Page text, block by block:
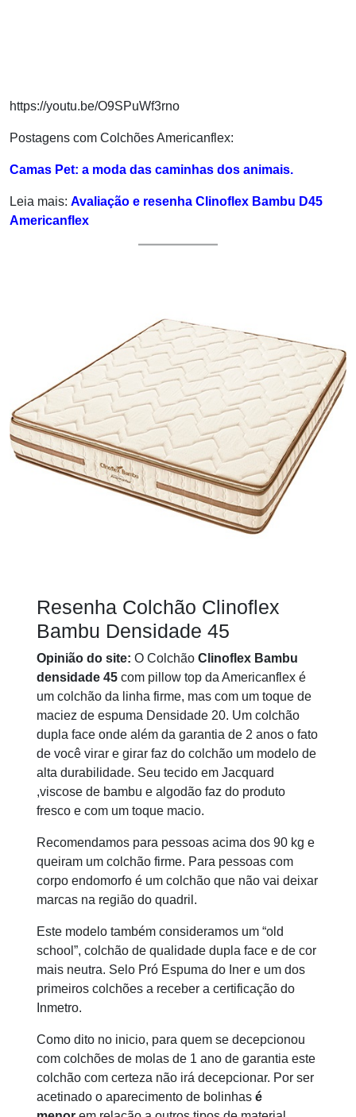
https://youtu.be/O9SPuWf3rno
Postagens com Colchões Americanflex:
Camas Pet: a moda das caminhas dos animais.
Leia mais: Avaliação e resenha Clinoflex Bambu D45
Americanflex
Resenha Colchão Clinoflex
Bambu Densidade 45
Opinião do site: O Colchão Clinoflex Bambu
densidade 45com pillow top da Americanflex é
um colchão da linha firme, mas com um toque de
maciez de espuma Densidade 20. Um colchão
dupla face onde além da garantia de 2 anos o fato
de você virar e girar faz do colchão um modelo de
alta durabilidade. Seu tecido em Jacquard
,viscose de bambu e algodão faz do produto
fresco e com um toque macio.
Recomendamos para pessoas acima dos 90 kg e
queiram um colchão firme. Para pessoas com
corpo endomorfo é um colchão que não vai deixar
marcas na região do quadril.
Este modelo também consideramos um “old
school”, colchão de qualidade dupla face e de cor
mais neutra. Selo Pró Espuma do Iner e um dos
primeiros colchões a receber a certificação do
Inmetro.
Como dito no inicio, para quem se decepcionou
com colchões de molas de 1 ano de garantia este
colchão com certeza não irá decepcionar. Por ser
acetinado o aparecimento de bolinhas é